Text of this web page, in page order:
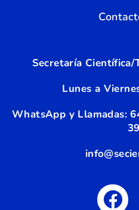
Secretaría Científica/
Lunes a
WhatsApp y Llamadas: 6
39